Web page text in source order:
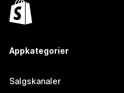
Appkategorier
Salgskanaler